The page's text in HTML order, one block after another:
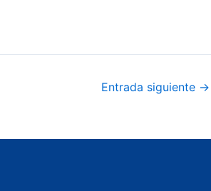
Entrada siguiente →